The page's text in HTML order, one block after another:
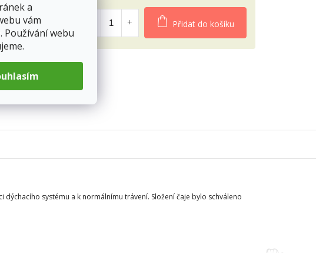
a
vám
Používání webu
56 Kč
Měrná
cena:
Přidat do košíku
systému a k normálnímu trávení. Složení čaje bylo schváleno